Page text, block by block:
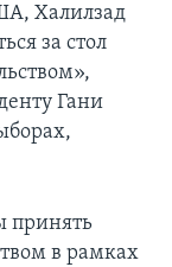
Халилзад
за стол
Гани
принять
в рамках